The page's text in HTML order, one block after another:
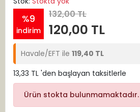
%9
indirim
132,00 TL
120,00 TL
Havale/EFT ile 119,40 TL
13,33 TL 'den başlayan taksitlerle
Ürün stokta bulunmamaktadır.